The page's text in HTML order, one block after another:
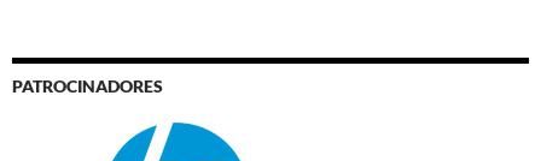
PATROCINADORES